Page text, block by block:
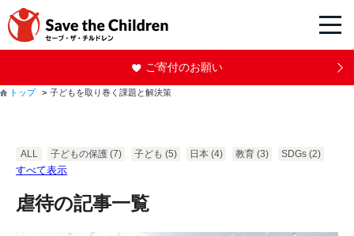
ご寄付のお願い
トップ 子どもを取り巻く課題と解決策
ALL 子どもの保護 (7) 子ども (5) 日本 (4) 教育 (3) SDGs (2)
すべて表示
虐待の記事一覧